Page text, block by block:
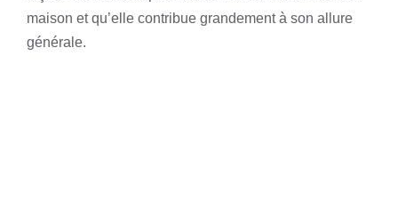
maison et qu’elle contribue grandement à son allure
générale.